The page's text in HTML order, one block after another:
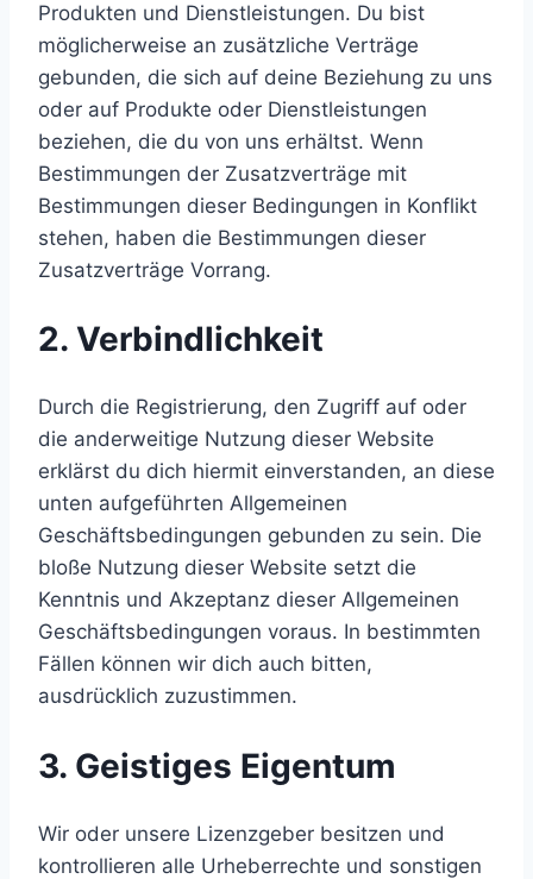
Produkten und Dienstleistungen. Du bist
möglicherweise an zusätzliche Verträge
gebunden, die sich auf deine Beziehung zu uns
oder auf Produkte oder Dienstleistungen
beziehen, die du von uns erhältst. Wenn
Bestimmungen der Zusatzverträge mit
Bestimmungen dieser Bedingungen in Konflikt
stehen, haben die Bestimmungen dieser
Zusatzverträge Vorrang.
2. Verbindlichkeit
Durch die Registrierung, den Zugriff auf oder
die anderweitige Nutzung dieser Website
erklärst du dich hiermit einverstanden, an diese
unten aufgeführten Allgemeinen
Geschäftsbedingungen gebunden zu sein. Die
bloße Nutzung dieser Website setzt die
Kenntnis und Akzeptanz dieser Allgemeinen
Geschäftsbedingungen voraus. In bestimmten
Fällen können wir dich auch bitten,
ausdrücklich zuzustimmen.
3. Geistiges Eigentum
Wir oder unsere Lizenzgeber besitzen und
kontrollieren alle Urheberrechte und sonstigen